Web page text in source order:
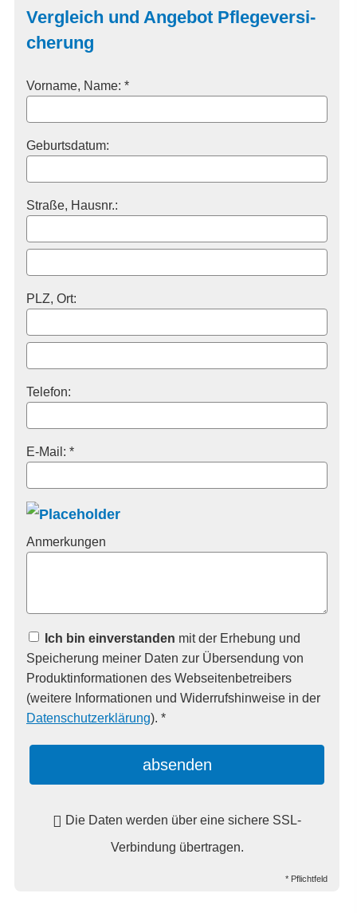
Vergleich und Angebot Pflege­ver­si­
che­rung
Vorname, Name: *
Geburts­datum:
Straße, Hausnr.:
PLZ, Ort:
Telefon:
E-Mail: *
Anmerkungen
Ich bin einverstanden mit der Erhebung und
Speicherung meiner Daten zur Übersendung von
Produktinformationen des Webseitenbetreibers
(weitere Informationen und Widerrufshinweise in der
Datenschutzerklärung). *
absenden
Die Daten werden über eine sichere SSL-
Verbindung übertragen.
* Pflichtfeld